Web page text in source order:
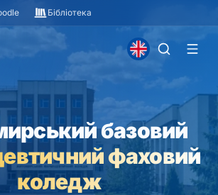
Бібліотека
базовий
фаховий
коледж